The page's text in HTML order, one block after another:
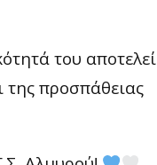
του αποτελεί
της προσπάθειας